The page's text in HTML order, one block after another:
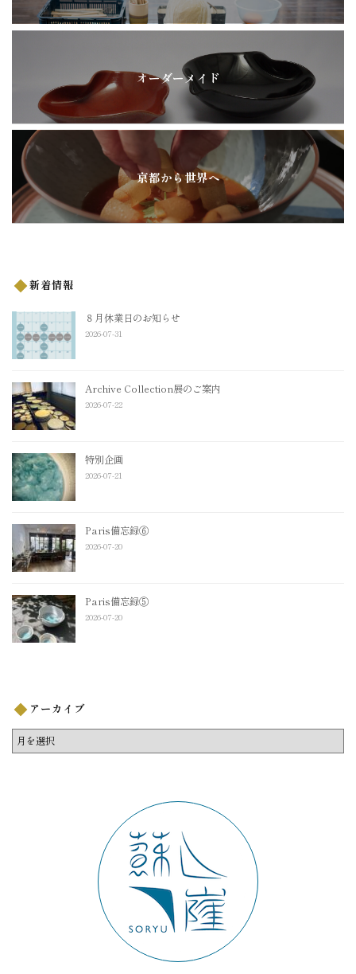
オーダーメイド
京都から世界へ
新着情報
８月休業日のお知らせ
2026-07-31
Archive Collection展のご案内
2026-07-22
特別企画
2026-07-21
Paris備忘録⑥
2026-07-20
Paris備忘録⑤
2026-07-20
アーカイブ
ア
ー